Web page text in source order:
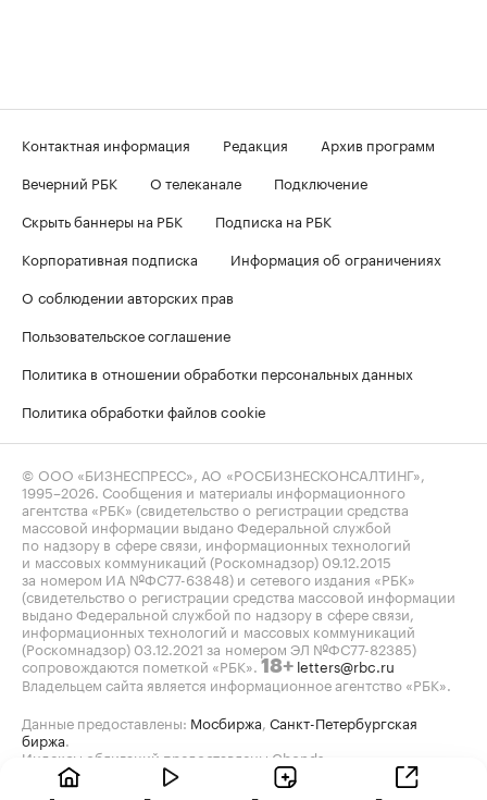
Контактная информация Редакция
Архив программ
Вечерний РБК
О телеканале
Подключение
Скрыть баннеры на РБК
Подписка на РБК
Корпоративная подписка
Информация об ограничениях
О соблюдении авторских прав
Пользовательское соглашение
Политика в отношении обработки персональных данных
Политика обработки файлов cookie
© ООО «БИЗНЕСПРЕСС», АО «РОСБИЗНЕСКОНСАЛТИНГ»,
1995–2026 . Сообщения и материалы информационного
агентства «РБК» (свидетельство о регистрации средства
массовой информации выдано Федеральной службой
по надзору в сфере связи, информационных технологий
и массовых коммуникаций (Роскомнадзор) 09.12.2015
за номером ИА №ФС77-63848) и сетевого издания «РБК»
(свидетельство о регистрации средства массовой информации
выдано Федеральной службой по надзору в сфере связи,
информационных технологий и массовых коммуникаций
(Роскомнадзор) 03.12.2021 за номером ЭЛ №ФС77-82385)
сопровождаются пометкой «РБК». 18+ letters@rbc.ru
Владельцем сайта является информационное агентство «РБК».
Данные предоставлены: Мосбиржа Санкт-Петербургская
биржа
Индексы облигаций предоставлены Cbonds.